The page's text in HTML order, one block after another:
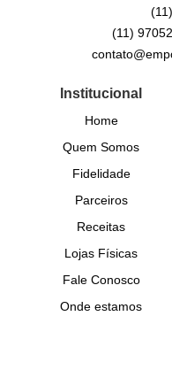
(11)
(11)
Institucional
Home
Quem Somos
Fidelidade
Parceiros
Receitas
Lojas Físicas
Fale Conosco
Onde estamos